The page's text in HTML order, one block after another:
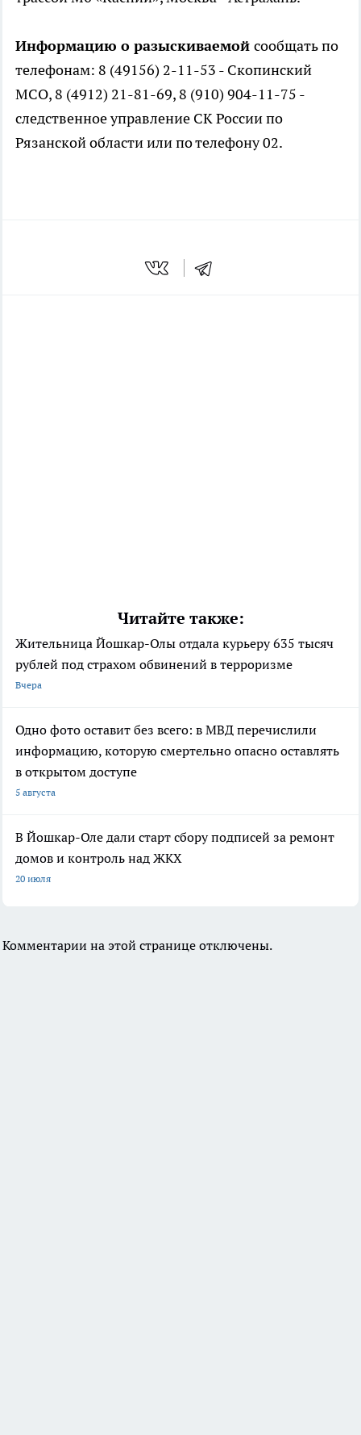
Информацию о разыскиваемой сообщать по
телефонам: 8 (49156) 2-11-53 - Скопинский
МСО, 8 (4912) 21-81-69, 8 (910) 904-11-75 -
следственное управление СК России по
Рязанской области или по телефону 02.
Читайте также:
Жительница Йошкар-Олы отдала курьеру 635 тысяч
рублей под страхом обвинений в терроризме
Вчера
Одно фото оставит без всего: в МВД перечислили
информацию, которую смертельно опасно оставлять
в открытом доступе
5 августа
В Йошкар-Оле дали старт сбору подписей за ремонт
домов и контроль над ЖКХ
20 июля
Комментарии на этой странице отключены.